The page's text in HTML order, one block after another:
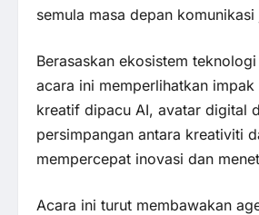
semula masa depan komunikasi
Berasaskan ekosistem
acara ini memperlihatkan
kreatif dipacu AI, avatar digital
persimpangan antara kreativiti
mempercepat inovasi dan
Acara ini turut membawakan